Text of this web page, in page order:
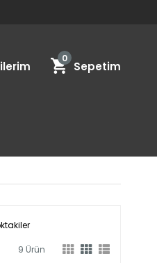
Sepetim
0
9 Ürün